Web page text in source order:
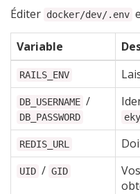
Éditer docker/dev/.env
Variable
RAILS_ENV
DB_USERNAME /
DB_PASSWORD
REDIS_URL
UID / GID